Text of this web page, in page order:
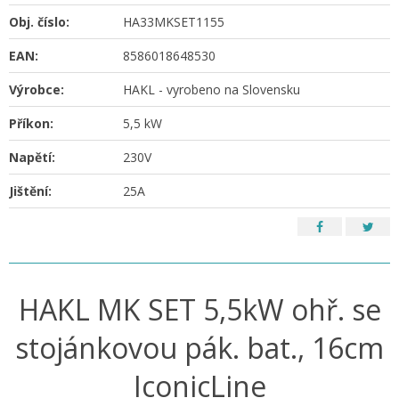
Obj. číslo:
HA33MKSET1155
EAN:
8586018648530
Výrobce:
HAKL - vyrobeno na Slovensku
Příkon:
5,5 kW
Napětí:
230V
Jištění:
25A
HAKL MK SET 5,5kW ohř. se
stojánkovou pák. bat., 16cm
IconicLine